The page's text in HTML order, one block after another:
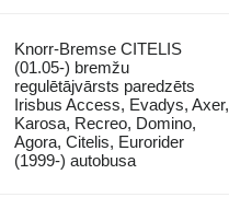
Knorr-Bremse CITELIS
(01.05-) bremžu
regulētājvārsts paredzēts
Irisbus Access, Evadys, Axer,
Karosa, Recreo, Domino,
Agora, Citelis, Eurorider
(1999-) autobusa